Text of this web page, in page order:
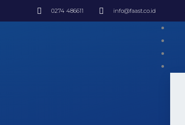
0274 486611 info@faast.co.id